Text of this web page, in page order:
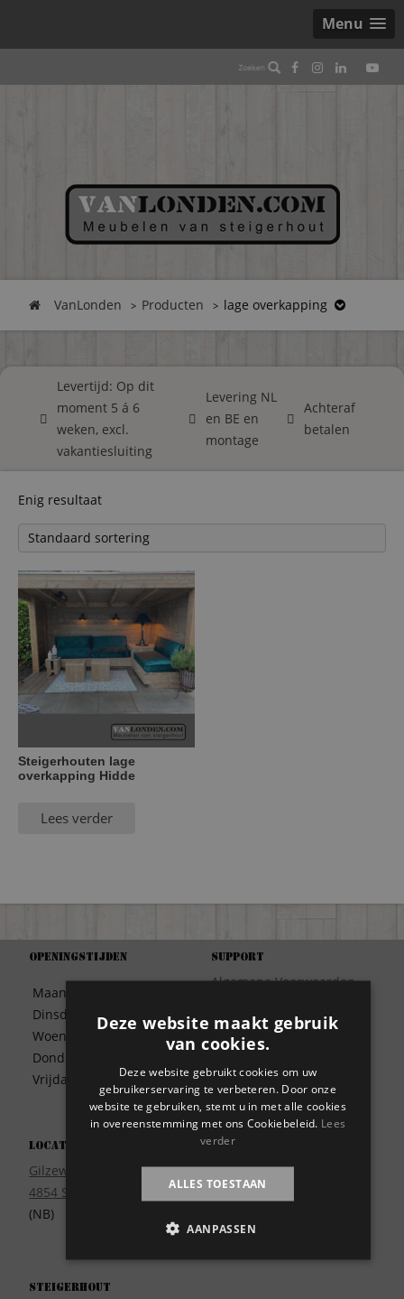
Menu
VanLonden Producten lage overkapping
Levertijd: Op dit
moment 5 á 6
weken, excl.
vakantiesluiting
Levering NL
en BE en
montage
Achteraf
betalen
Enig resultaat
Steigerhouten lage
overkapping Hidde
Lees verder
Openingstijden
Maandag
Dinsdag
Woensdag
Donderdag
Vrijdag
09:30 – 17:00
09:30 – 17:00
Locatie
Gilzeweg 17
4854 SE Bavel
(NB)
Support
Algemene Voorwaarden
Bezorgen
Contact
Disclaimer
Garantie
Meest gestelde vragen
Privacy
Steigerhout
Deze website maakt gebruik
van cookies.
Deze website gebruikt cookies om uw
gebruikerservaring te verbeteren. Door onze
website te gebruiken, stemt u in met alle cookies
in overeenstemming met ons Cookiebeleid. Lees
verder
ALLES TOESTAAN
AANPASSEN